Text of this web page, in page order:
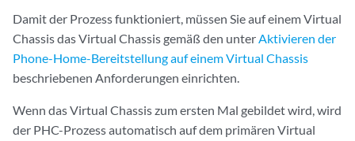
Damit der Prozess funktioniert, müssen Sie auf einem Virtual
Chassis das Virtual Chassis gemäß den unterAktivieren der
Phone-Home-Bereitstellung auf einem Virtual Chassis
beschriebenen Anforderungen einrichten.
Wenn das Virtual Chassis zum ersten Mal gebildet wird, wird
der PHC-Prozess automatisch auf dem primären Virtual